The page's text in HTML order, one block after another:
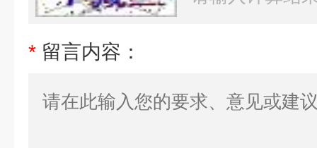
* 留言内容：